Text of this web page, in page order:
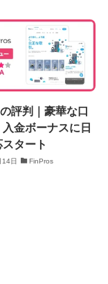
評判｜豪華な口
金ボーナスに日
タート
日 FinPros